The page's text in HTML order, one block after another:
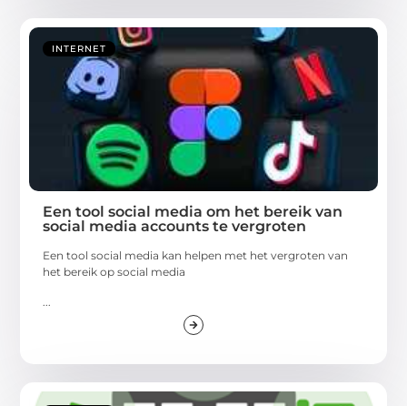
INTERNET
Een tool social media om het bereik van
social media accounts te vergroten
Een tool social media kan helpen met het vergroten van
het bereik op social media